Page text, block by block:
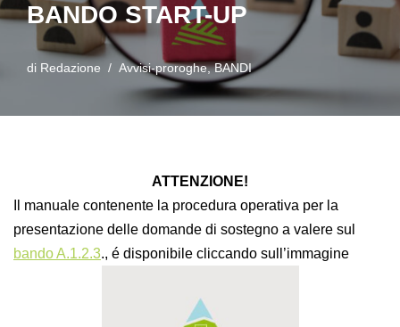
BANDO START-UP
di Redazione Avvisi-proroghe,BANDI
ATTENZIONE!
Il manuale contenente la procedura operativa per la
presentazione delle domande di sostegno a valere sul
bando A.1.2.3., é disponibile cliccando sull’immagine